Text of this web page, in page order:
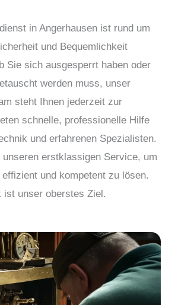
in Angerhausen ist rund um
und Bequemlichkeit
Sie sich ausgesperrt haben oder
werden muss, unser
steht Ihnen jederzeit zur
schnelle, professionelle Hilfe
und erfahrenen Spezialisten.
unseren erstklassigen Service, um
und kompetent zu lösen.
ist unser oberstes Ziel.